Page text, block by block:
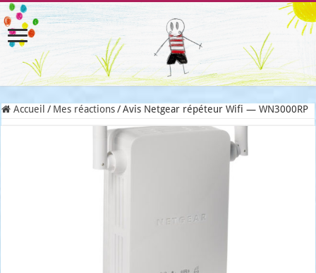
Accueil / Mes réactions / Avis Netgear répéteur Wifi — WN3000RP